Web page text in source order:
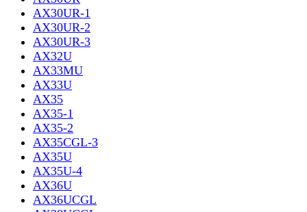
AX30UR-1
AX30UR-2
AX30UR-3
AX32U
AX33MU
AX33U
AX35
AX35-1
AX35-2
AX35CGL-3
AX35U
AX35U-4
AX36U
AX36UCGL